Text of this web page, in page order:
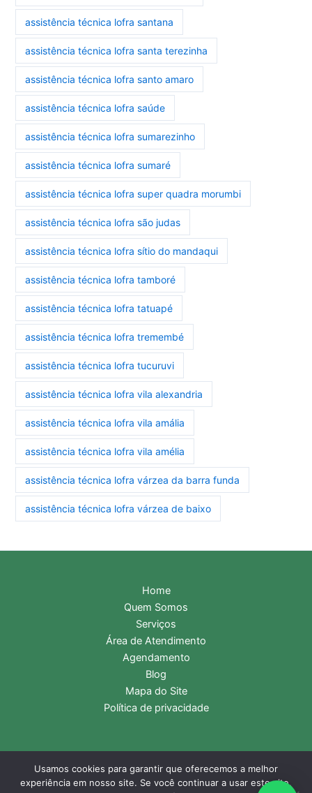
assistência técnica lofra santana
assistência técnica lofra santa terezinha
assistência técnica lofra santo amaro
assistência técnica lofra saúde
assistência técnica lofra sumarezinho
assistência técnica lofra sumaré
assistência técnica lofra super quadra morumbi
assistência técnica lofra são judas
assistência técnica lofra sítio do mandaqui
assistência técnica lofra tamboré
assistência técnica lofra tatuapé
assistência técnica lofra tremembé
assistência técnica lofra tucuruvi
assistência técnica lofra vila alexandria
assistência técnica lofra vila amália
assistência técnica lofra vila amélia
assistência técnica lofra várzea da barra funda
assistência técnica lofra várzea de baixo
Home
Quem Somos
Serviços
Área de Atendimento
Agendamento
Blog
Mapa do Site
Política de privacidade
Copyright © 2026 Assistência Técnica Lofra | Central de
Usamos cookies para garantir que oferecemos a melhor
experiência em nosso site. Se você continuar a usar este site,